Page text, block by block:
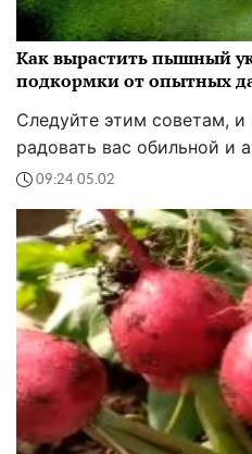
Как вырастить пышный
подкормки от опытных
Следуйте этим советам, и
радовать вас обильной и
09:24 05.02